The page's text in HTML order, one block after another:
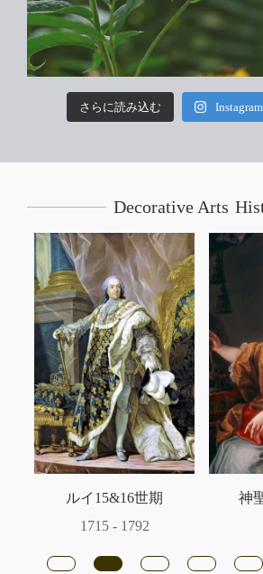
さらに読み込む
Decorative Arts
ルイ15&16世期
1715 - 1792
神